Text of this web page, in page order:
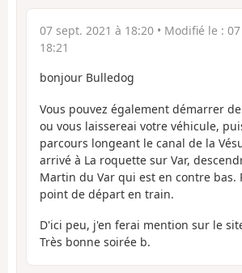
07 sept. 2021 à 18:20 • Modifié le :
18:21
bonjour Bulledog
Vous pouvez également démarrer de
ou vous laissereai votre véhicule,
parcours longeant le canal de la
arrivé à La roquette sur Var,
Martin du Var qui est en contre bas.
point de départ en train.
D'ici peu, j'en ferai mention sur le
Très bonne soirée b.